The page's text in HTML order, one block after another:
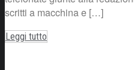
scritti a macchina e […]
Leggi tutto